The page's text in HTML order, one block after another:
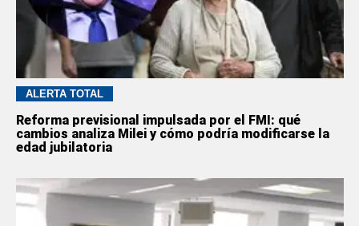
ALERTA TOTAL
Reforma previsional impulsada por el FMI: qué
cambios analiza Milei y cómo podría modificarse la
edad jubilatoria